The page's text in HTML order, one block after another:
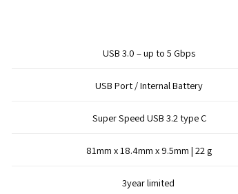
USB 3.0 – up to 5 Gbps
USB Port / Internal Battery
Super Speed USB 3.2 type C
81mm x 18.4mm x 9.5mm | 22 g